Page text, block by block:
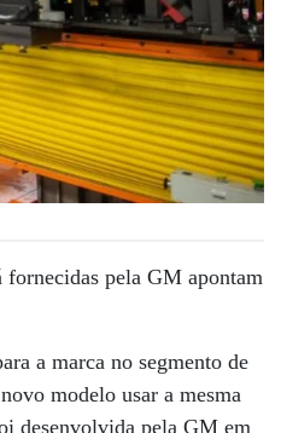
pela GM apontam
a marca no segmento de
modelo usar a mesma
desenvolvida pela GM em